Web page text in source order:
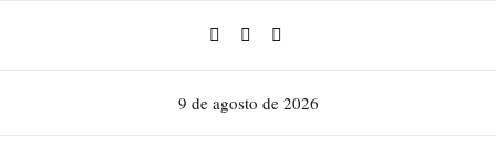
9 de agosto de 2026